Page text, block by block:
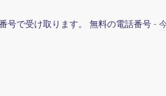
号で受け取ります。 無料の電話番号 -